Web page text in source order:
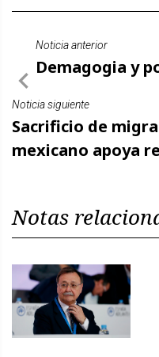
Noticia anterior
Demagogia y
Noticia siguiente
Sacrificio de
mexicano apoya
Notas